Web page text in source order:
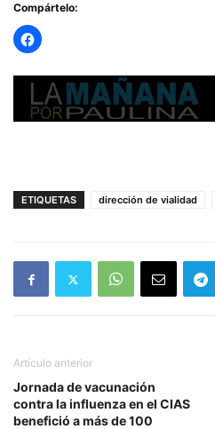
Compártelo:
ETIQUETAS dirección de vialidad
Artículo anterior
Jornada de vacunación
contra la influenza en el CIAS
benefició a más de 100